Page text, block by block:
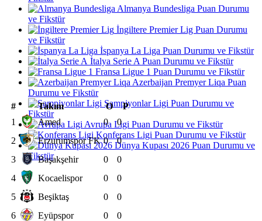
Almanya Bundesliga Puan Durumu
ve Fikstür
İngiltere Premier Lig Puan Durumu
ve Fikstür
İspanya La Liga Puan Durumu ve Fikstür
İtalya Serie A Puan Durumu ve Fikstür
Fransa Ligue 1 Puan Durumu ve Fikstür
Azerbaijan Premyer Liqa Puan
Durumu ve Fikstür
Şampiyonlar Ligi Puan Durumu ve
Fikstür
Avrupa Ligi Puan Durumu ve Fikstür
Konferans Ligi Puan Durumu ve Fikstür
Dünya Kupası 2026 Puan Durumu ve
Fikstür
# Takım O
P
1
Amed 0
0
2
Erzurumspor FK 0
0
3
Başakşehir 0
0
4
Kocaelispor 0
0
5
Beşiktaş 0
0
6
Eyüpspor 0
0